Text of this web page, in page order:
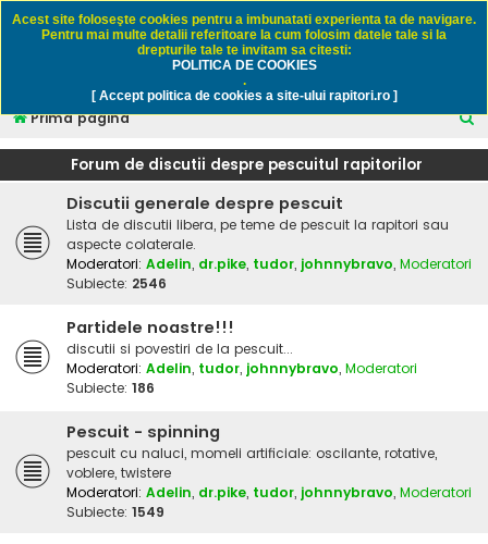
Rapitori.ro - Pescuit sportiv
Prima pagină
C
ă
Forum de discutii despre pescuitul rapitorilor
Discutii generale despre pescuit
Lista de discutii libera, pe teme de pescuit la rapitori sau
aspecte colaterale.
Moderatori: Adelin, dr.pike, tudor, johnnybravo, Moderatori
Subiecte: 2546
Partidele noastre!!!
discutii si povestiri de la pescuit...
Moderatori: Adelin, tudor, johnnybravo, Moderatori
Subiecte: 186
Pescuit - spinning
pescuit cu naluci, momeli artificiale: oscilante, rotative,
voblere, twistere
Moderatori: Adelin, dr.pike, tudor, johnnybravo, Moderatori
Subiecte: 1549
Acest site foloseşte cookies pentru a imbunatati experienta ta de navigare.
Pentru mai multe detalii referitoare la cum folosim datele tale si la
drepturile tale te invitam sa citesti:
POLITICA DE COOKIES
.
[ Accept politica de cookies a site-ului rapitori.ro ]